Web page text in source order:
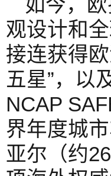
如今，
观设计和
接连获得
五星”，以
NCAP
界年度城
亚尔（约